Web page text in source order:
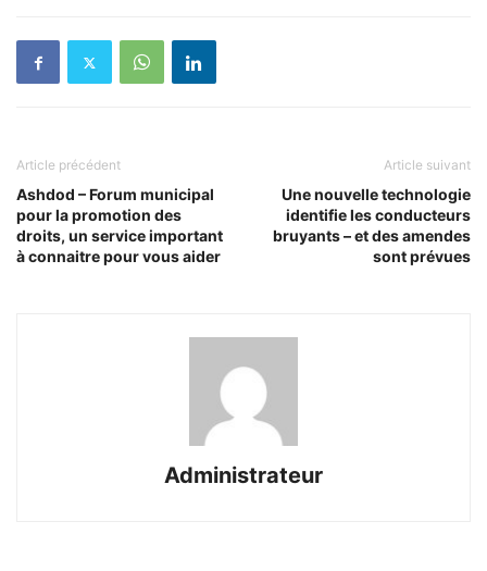
Article précédent
Ashdod – Forum municipal
pour la promotion des
droits, un service important
à connaitre pour vous aider
Article suivant
Une nouvelle technologie
identifie les conducteurs
bruyants – et des amendes
sont prévues
Administrateur